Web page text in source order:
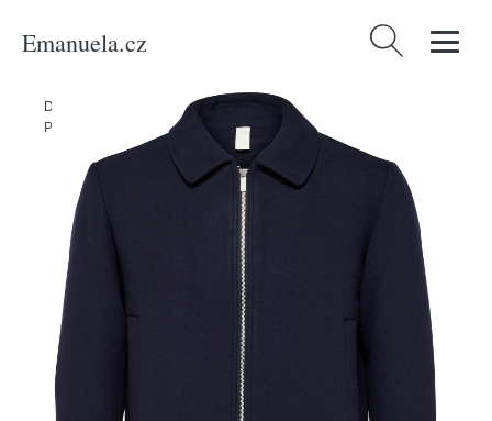
Emanuela.cz Vyhledávání
Domů /Oblečení Udržitelnost
Přechodná bunda 'Filip' Selected Homme noční modrá